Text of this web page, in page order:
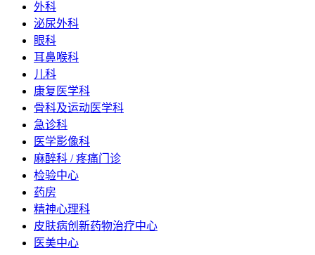
外科
泌尿外科
眼科
耳鼻喉科
儿科
康复医学科
骨科及运动医学科
急诊科
医学影像科
麻醉科 / 疼痛门诊
检验中心
药房
精神心理科
皮肤病创新药物治疗中心
医美中心